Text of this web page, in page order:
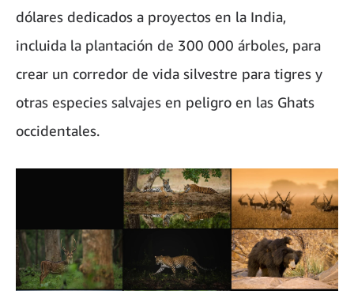
dólares dedicados a proyectos en la India,
incluida la plantación de 300 000 árboles, para
crear un corredor de vida silvestre para tigres y
otras especies salvajes en peligro en las Ghats
occidentales.